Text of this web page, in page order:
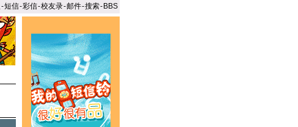
-短信-彩信-校友录-邮件-搜索- BBS